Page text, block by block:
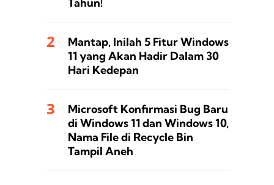
Mantap, Inilah 5 Fitur Windows
11 yang Akan Hadir Dalam 30
Hari Kedepan
Microsoft Konfirmasi Bug Baru
di Windows 11 dan Windows 10,
Nama File di Recycle Bin
Tampil Aneh